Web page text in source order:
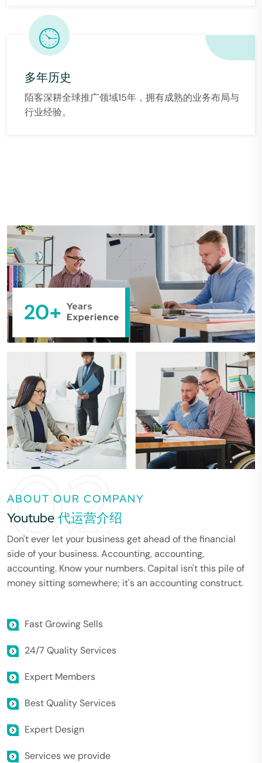
多年历史
陌客深耕全球推广领域15年，拥有成熟的业务布局与
行业经验。
ABOUT OUR COMPANY
Youtube 代运营介绍
Don't ever let your business get ahead of the financial
side of your business. Accounting, accounting,
accounting. Know your numbers. Capital isn't this pile of
money sitting somewhere; it's an accounting construct.
02
Fast Growing Sells
24/7 Quality Services
Expert Members
Best Quality Services
Expert Design
Services we provide